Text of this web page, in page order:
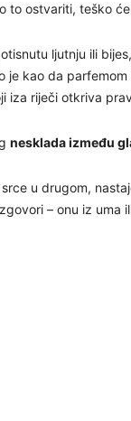
to ostvariti, teško
ljutnju ili
je kao da
iza riječi otkriva
nesklada između
u drugom,
– onu iz uma